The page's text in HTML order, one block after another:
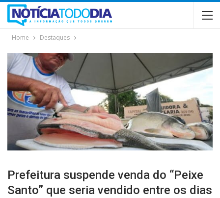
Home Destaques
Prefeitura suspende venda do “Peixe
Santo” que seria vendido entre os dias